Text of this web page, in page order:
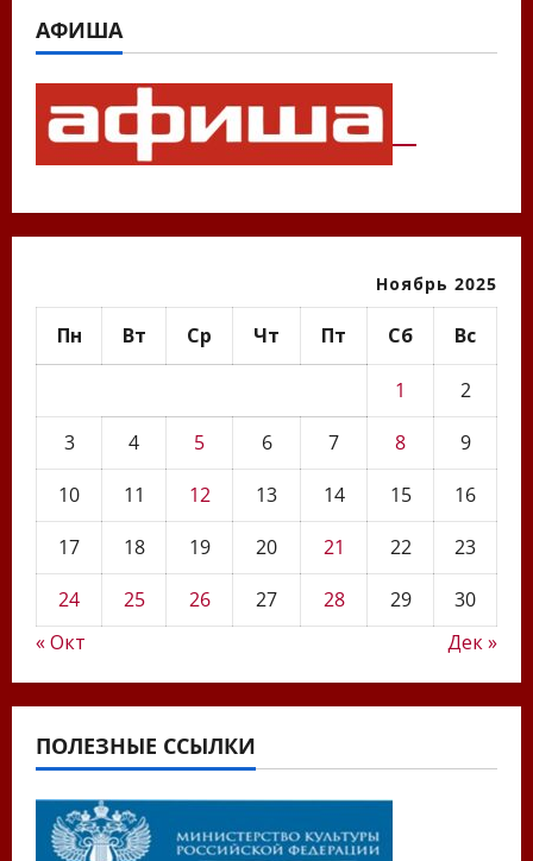
АФИША
Ноябрь 2025
Пн Вт Ср Чт Пт Сб Вс
1
2
3
4 5 6 7 8
9
10
11 12 13 14 15
16
17
18 19 20 21 22
23
24
25 26 27 28 29
30
« Окт
Дек »
ПОЛЕЗНЫЕ ССЫЛКИ